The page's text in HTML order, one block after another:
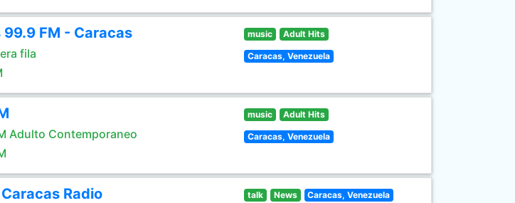
99.9 FM - Caracas
fila
music Adult Hits
Caracas, Venezuela
Adulto Contemporaneo
music Adult Hits
Caracas, Venezuela
Radio talk News Caracas, Venezuela